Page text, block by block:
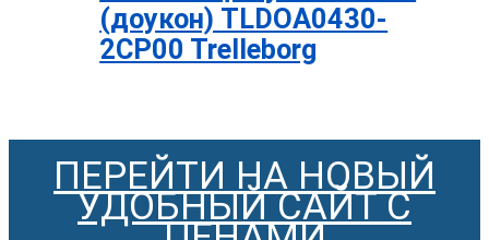
(доукон) TLDOA0430-
2CP00 Trelleborg
ПЕРЕЙТИ НА НОВЫЙ
УДОБНЫЙ САЙТ С